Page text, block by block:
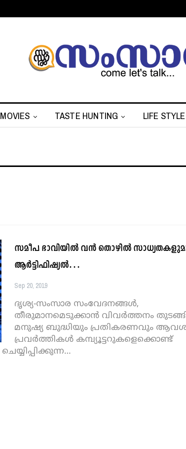
MOVIES TASTE HUNTING LIFE STYLE
സമീപ ഭാവിയില്‍ വന്‍ തൊഴില്‍
ആര്‍ട്ടിഫിഷ്യല്‍…
Sep 20, 2019
ദൃശ്യ-സംസാര സംവേദനങ്ങള്‍,
തീരുമാനമെടുക്കാന്‍ വിവര്‍ത്തനം
മനുഷ്യ ബുദ്ധിയും പ്രതികരണവും
പ്രവര്‍ത്തികള്‍ കമ്പ്യൂട്ടറുകളെക്കൊണ്ട്
ചെയ്യിപ്പിക്കുന്ന…